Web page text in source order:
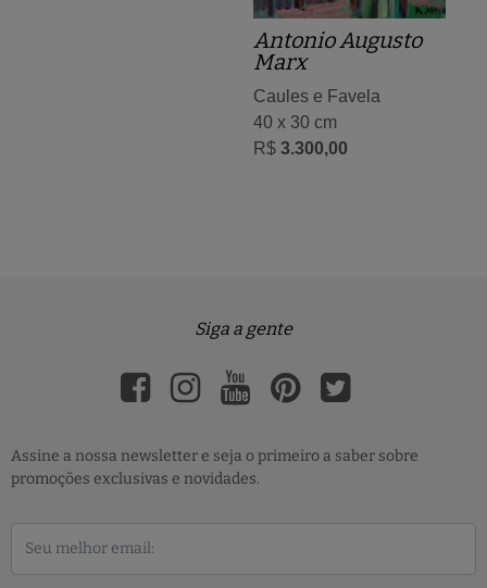
Antonio Augusto
Marx
Caules e Favela
40 x 30 cm
R$ 3.300,00
Siga a gente
Assine a nossa newsletter e seja o primeiro a saber sobre
promoções exclusivas e novidades.